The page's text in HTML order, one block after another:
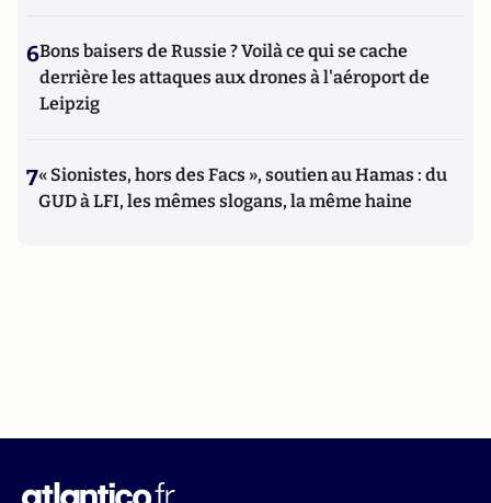
6Bons baisers de Russie ? Voilà ce qui se cache
derrière les attaques aux drones à l'aéroport de
Leipzig
7« Sionistes, hors des Facs », soutien au Hamas : du
GUD à LFI, les mêmes slogans, la même haine